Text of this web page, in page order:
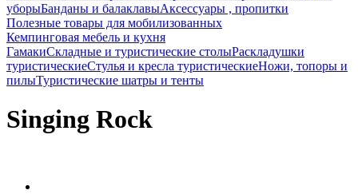
уборыБанданы и балаклавыАксессуары , пропитки
Полезные товары для мобилизованных
Кемпинговая мебель и кухня
ГамакиСкладные и туристические столыРаскладушки
туристическиеСтулья и кресла туристическиеНожи, топоры и
пилыТуристические шатры и тенты
Singing Rock